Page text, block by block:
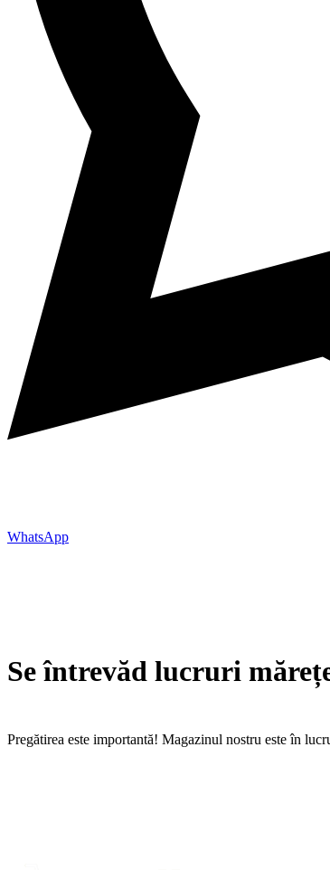
WhatsApp
Se întrevăd lucruri
Pregătirea este importantă! Magazinul nostru este în